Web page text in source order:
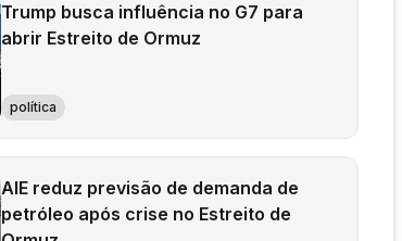
Trump busca influência no G7 para
abrir Estreito de Ormuz
política
AIE reduz previsão de demanda de
petróleo após crise no Estreito de